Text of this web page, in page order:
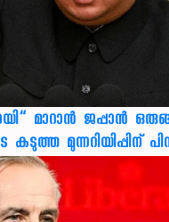
മാറാൻ ജപ്പാൻ
മുന്നറിയിപ്പിന്